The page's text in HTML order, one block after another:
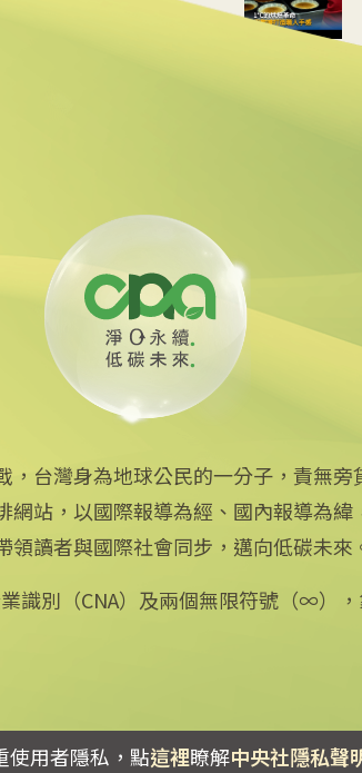
Focus
フォーカ
，台灣身為地球公民的一分子，責無
網站，以國際報導為經、國內報導為
讀者與國際社會同步，邁向低碳未來
識別（CNA）及兩個無限符號（∞），
使用者隱私，點這裡瞭解中央社隱私聲